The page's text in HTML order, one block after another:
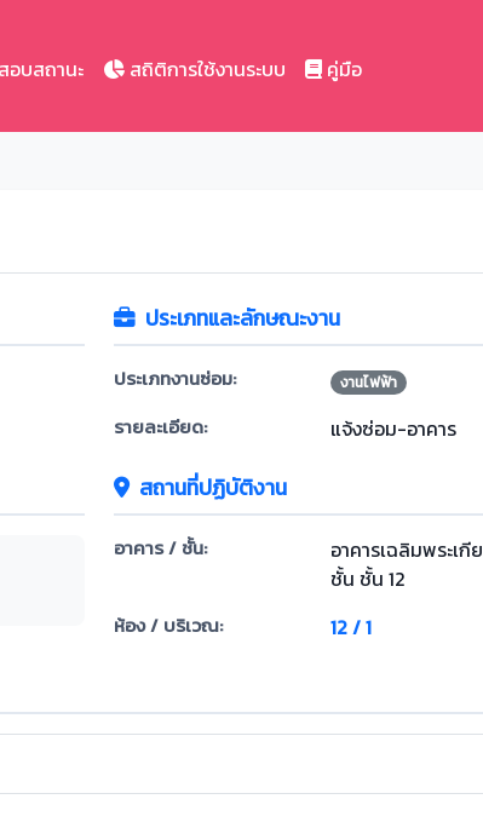
อบสถานะ สถิติการใช้งานระบบ คู่มือ
ประเภทและลักษณะงาน
ประเภทงานซ่อม: งานไฟฟ้า
รายละเอียด: แจ้งซ่อม-อาคาร
สถานที่ปฏิบัติงาน
อาคาร / ชั้น:
อาคารเฉลิมพระเ
ชั้น ชั้น 12
ห้อง / บริเวณ: 12 / 1